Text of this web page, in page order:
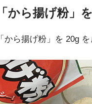
「から揚げ粉」
「から揚げ粉」を 20g